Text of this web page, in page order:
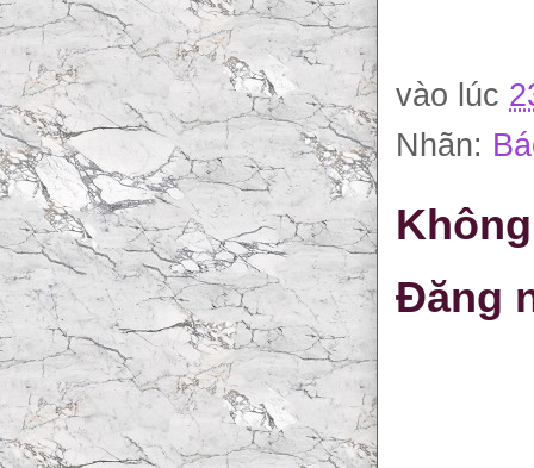
vào lúc
Nhãn:
Đăng